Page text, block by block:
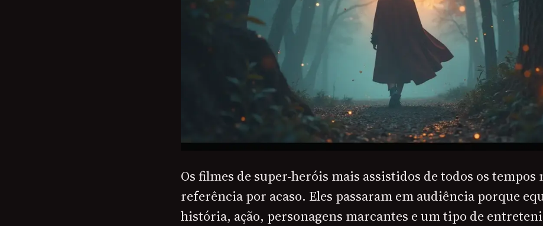
Os filmes de super-heróis mais assistidos de todos os tempos
referência por acaso. Eles passaram em audiência porque
história, ação, personagens marcantes e um tipo de